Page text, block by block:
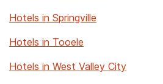
Hotels in Springville
Hotels in Tooele
Hotels in West Valley City